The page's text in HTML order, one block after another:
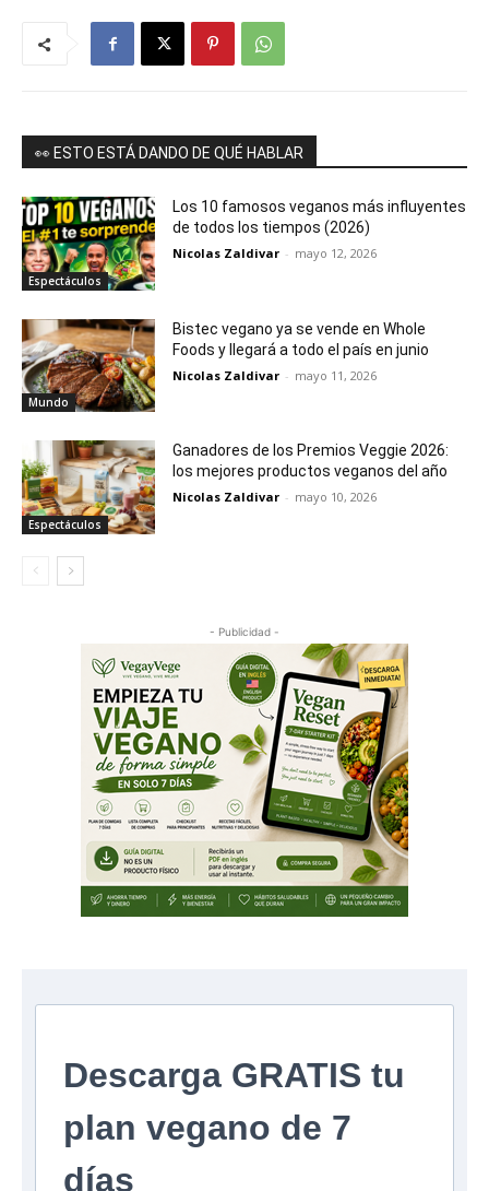
👀 ESTO ESTÁ DANDO DE QUÉ HABLAR
Espectáculos
Los 10 famosos veganos más influyentes
de todos los tiempos (2026)
Nicolas Zaldivar - mayo 12, 2026
Mundo
Bistec vegano ya se vende en Whole
Foods y llegará a todo el país en junio
Nicolas Zaldivar - mayo 11, 2026
Espectáculos
Ganadores de los Premios Veggie 2026:
los mejores productos veganos del año
Nicolas Zaldivar - mayo 10, 2026
- Publicidad -
Descarga GRATIS tu
plan vegano de 7
días